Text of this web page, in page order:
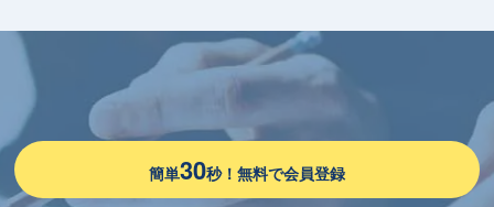
簡単30秒！無料で会員登録